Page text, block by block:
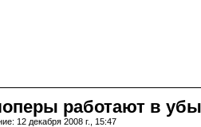
работают в
12 декабря 2008 г., 15:47